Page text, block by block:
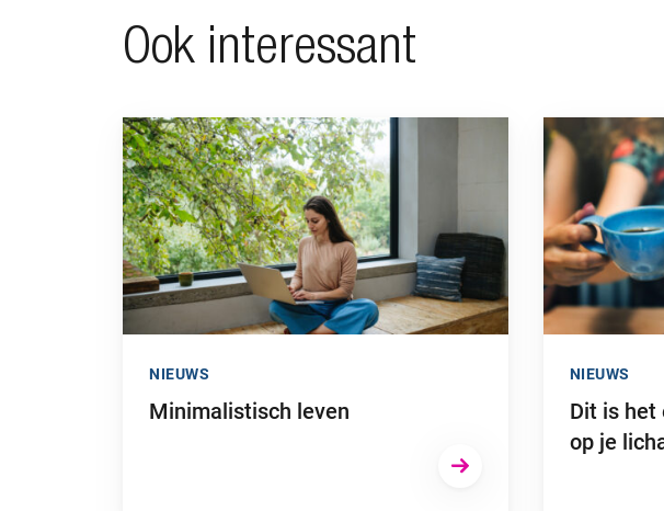
Ook interessant
Ga naar “Minimalistisch leven”
Minimalistisch leven
NIEUWS
Ga naar “Dit is
Dit is het
op je
NIEUWS